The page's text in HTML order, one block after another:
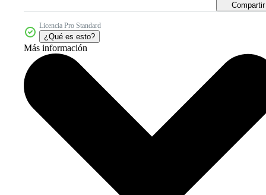
Compartir
Licencia Pro Standard
¿Qué es esto?
Más información